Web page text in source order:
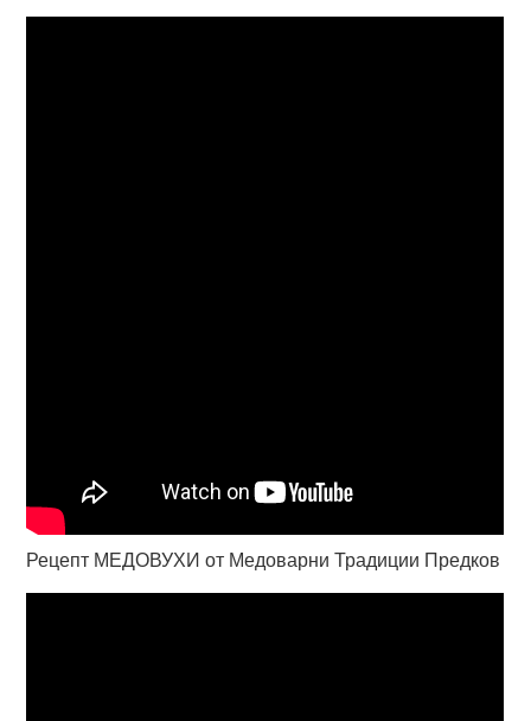
Рецепт МЕДОВУХИ от Медоварни Традиции Предков